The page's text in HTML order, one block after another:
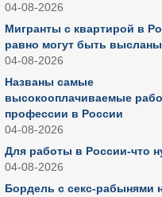
04-08-2026
Мигранты с квартирой в
равно могут быть
04-08-2026
Названы самые
высокооплачиваемые
профессии в России
04-08-2026
Для работы в России-что
04-08-2026
Бордель с секс-рабынями